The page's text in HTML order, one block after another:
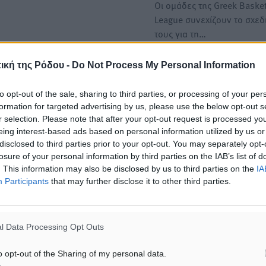
της Ρόδου - Do Not Process My Personal Information
opt-out of the sale, sharing to third parties, or processing of your
for targeted advertising by us, please use the below opt-out
selection. Please note that after your opt-out request is processed
interest-based ads based on personal information utilized by us
to third parties prior to your opt-out. You may separately
of your personal information by third parties on the IAB’s list of
This information may also be disclosed by us to third parties on the
Participants that may further disclose it to other third parties.
Data Processing Opt Outs
opt-out of the Sharing of my personal data.
Οι ομάδες της Greek
League συνεχίζουν το
τους για τη…
ΕΠΙΣΗΣ
Δουλειές μετά
ευχαριστιών στο γήπεδο,
για δύο
· 16:50
ΑΘΛΗΤΙΚΆ
Φοίβος: Εν αναμονή του
Λαζίδη
06.08.26 · 16:49
Η Δημοκρατική δεν υιοθετεί
όποια σχόλια θεωρούμε
Υπενθύμιση:
είδησης από άλλες